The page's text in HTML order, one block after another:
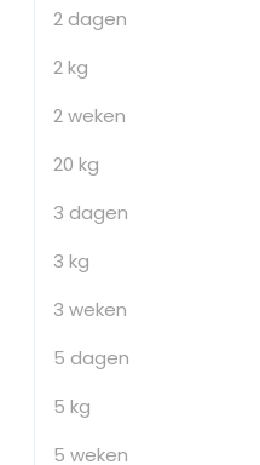
2 dagen
2 kg
2 weken
20 kg
3 dagen
3 kg
3 weken
5 dagen
5 kg
5 weken